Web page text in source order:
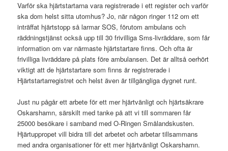
Varför ska hjärtstartarna vara registrerade i ett register och varför
ska dom helst sitta utomhus? Jo, när någon ringer 112 om ett
inträffat hjärtstopp så larmar SOS, förutom ambulans och
räddningstjänst också upp till 30 frivilliga Sms-livräddare, som får
information om var närmaste hjärtstartare finns. Och ofta är
frivilliga livräddare på plats före ambulansen. Det är alltså oerhört
viktigt att de hjärtstartare som finns är registrerade i
Hjärtstartarregistret och helst även är tillgängliga dygnet runt.
Just nu pågår ett arbete för ett mer hjärtvänligt och hjärtsäkrare
Oskarshamn, särskilt med tanke på att vi till sommaren får
25000 besökare i samband med O-Ringen Smålandskusten.
Hjärtuppropet vill bidra till det arbetet och arbetar tillsammans
med andra organisationer för ett mer hjärtvänligt Oskarshamn.